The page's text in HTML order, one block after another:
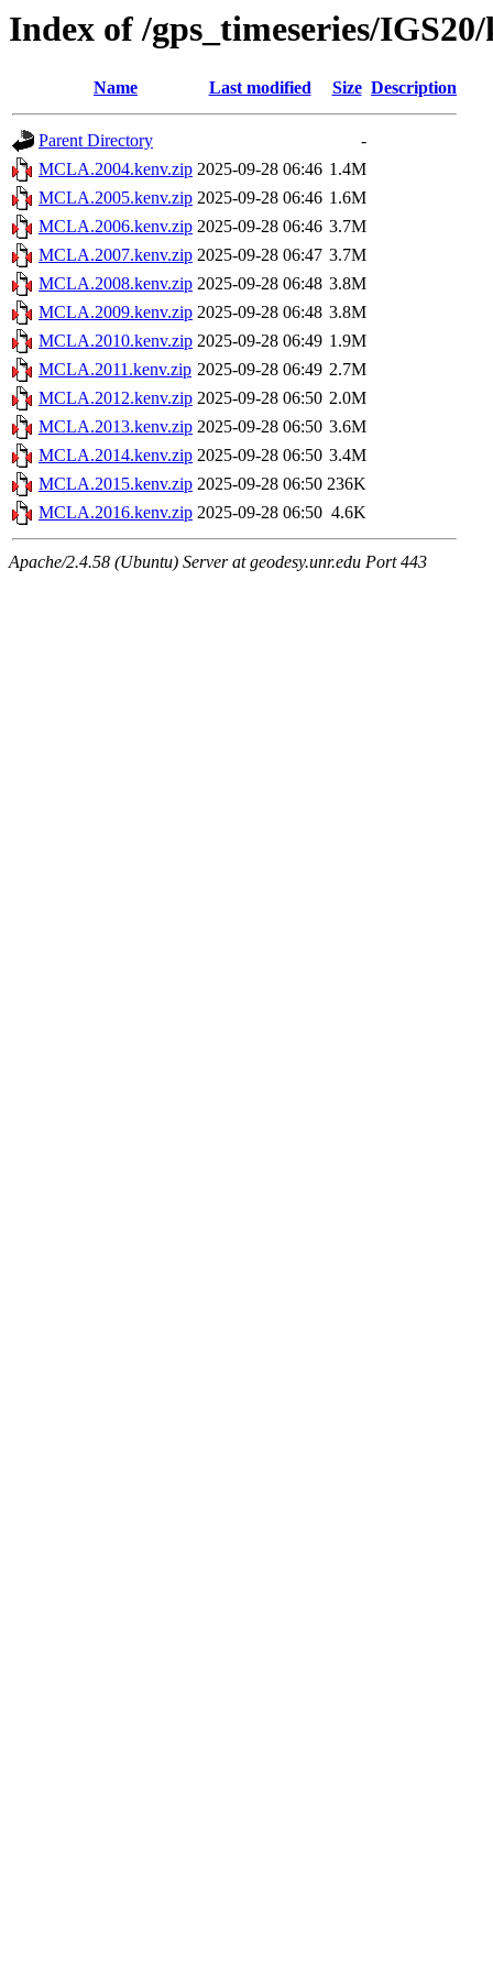
Index of /gps_timeseries/
Name Last modified Size Description
Parent Directory
-
MCLA.2004.kenv.zip 2025-09-28 06:46 1.4M
MCLA.2005.kenv.zip 2025-09-28 06:46 1.6M
MCLA.2006.kenv.zip 2025-09-28 06:46 3.7M
MCLA.2007.kenv.zip 2025-09-28 06:47 3.7M
MCLA.2008.kenv.zip 2025-09-28 06:48 3.8M
MCLA.2009.kenv.zip 2025-09-28 06:48 3.8M
MCLA.2010.kenv.zip 2025-09-28 06:49 1.9M
MCLA.2011.kenv.zip 2025-09-28 06:49 2.7M
MCLA.2012.kenv.zip 2025-09-28 06:50 2.0M
MCLA.2013.kenv.zip 2025-09-28 06:50 3.6M
MCLA.2014.kenv.zip 2025-09-28 06:50 3.4M
MCLA.2015.kenv.zip 2025-09-28 06:50 236K
MCLA.2016.kenv.zip 2025-09-28 06:50 4.6K
Apache/2.4.58 (Ubuntu) Server at geodesy.unr.edu Port 443